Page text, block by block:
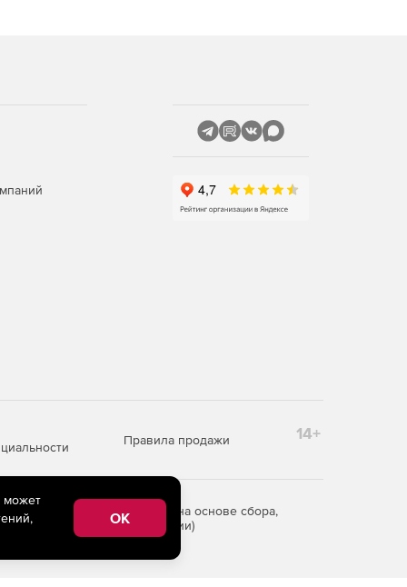
Правила продажи 14+
информации на основе сбора,
Российской Федерации)
может
OK